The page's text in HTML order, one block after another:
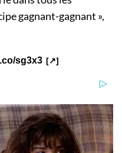
gagnant-gagnant »,
sg3x3